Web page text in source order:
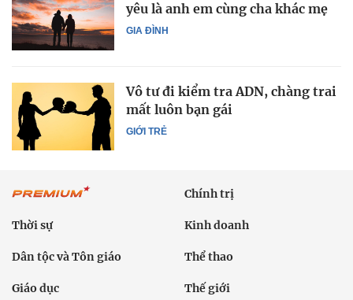
GIA ĐÌNH
yêu là anh em cùng cha khác mẹ
GIỚI TRẺ
Vô tư đi kiểm tra ADN, chàng trai
mất luôn bạn gái
Chính trị
Thời sự Kinh doanh
Dân tộc và Tôn giáo Thể thao
Giáo dục Thế giới